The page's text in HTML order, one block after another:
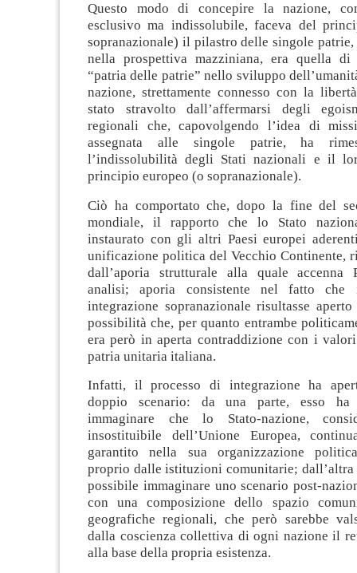
Questo modo di concepire la nazione,
esclusivo ma indissolubile, faceva del
sopranazionale) il pilastro delle singole
nella prospettiva mazziniana, era quella di
“patria delle patrie” nello sviluppo
nazione, strettamente connesso con la
stato stravolto dall’affermarsi degli
regionali che, capovolgendo l’idea di
assegnata alle singole patrie, ha
l’indissolubilità degli Stati nazionali e il
principio europeo (o sopranazionale).
Ciò ha comportato che, dopo la fine del
mondiale, il rapporto che lo Stato
instaurato con gli altri Paesi europei
unificazione politica del Vecchio Continente,
dall’aporia strutturale alla quale accenna
analisi; aporia consistente nel fatto che
integrazione sopranazionale risultasse
possibilità che, per quanto entrambe
era però in aperta contraddizione con i
patria unitaria italiana.
Infatti, il processo di integrazione ha
doppio scenario: da una parte, esso ha
immaginare che lo Stato-nazione,
insostituibile dell’Unione Europea,
garantito nella sua organizzazione
proprio dalle istituzioni comunitarie; dall’altra
possibile immaginare uno scenario post-
con una composizione dello spazio
geografiche regionali, che però sarebbe
dalla coscienza collettiva di ogni nazione il
alla base della propria esistenza.